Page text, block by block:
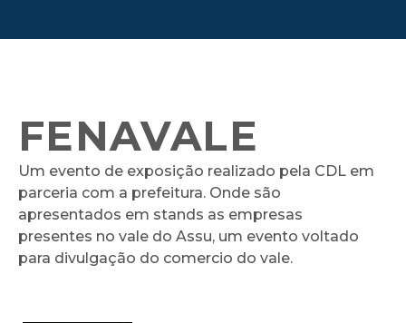
FENAVALE
Um evento de exposição realizado pela CDL em
parceria com a prefeitura. Onde são
apresentados em stands as empresas
presentes no vale do Assu, um evento voltado
para divulgação do comercio do vale.